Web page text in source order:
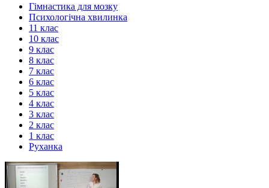
Гімнастика для мозку
Психологічна хвилинка
11 клас
10 клас
9 клас
8 клас
7 клас
6 клас
5 клас
4 клас
3 клас
2 клас
1 клас
Руханка